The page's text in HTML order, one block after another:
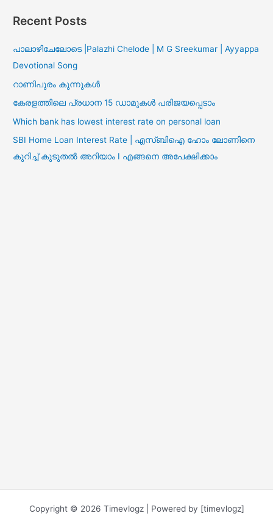
Recent Posts
പാലാഴിചേലോടെ |Palazhi Chelode | M G Sreekumar | Ayyappa
Devotional Song
റാണിപുരം കുന്നുകൾ
കേരളത്തിലെ പ്രധാന 15 ഡാമുകൾ പരിജയപ്പെടാം
Which bank has lowest interest rate on personal loan
SBI Home Loan Interest Rate | എസ്ബിഐ ഹോം ലോണിനെ
കുറിച്ച് കുടുതൽ അറിയാം I എങ്ങനെ അപേക്ഷിക്കാം
Copyright © 2026 Timevlogz | Powered by [timevlogz]